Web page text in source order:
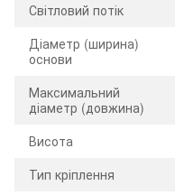
Світловий потік
Діаметр (ширина)
основи
Максимальний
діаметр (довжина)
Висота
Тип кріплення